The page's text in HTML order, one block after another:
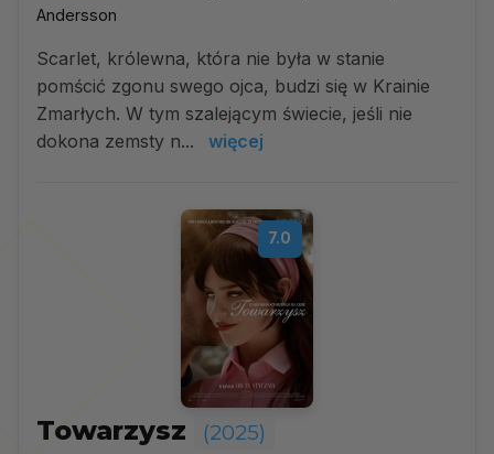
Andersson
Scarlet, królewna, która nie była w stanie
pomścić zgonu swego ojca, budzi się w Krainie
Zmarłych. W tym szalejącym świecie, jeśli nie
dokona zemsty n...
więcej
7.0
Towarzysz (2025)